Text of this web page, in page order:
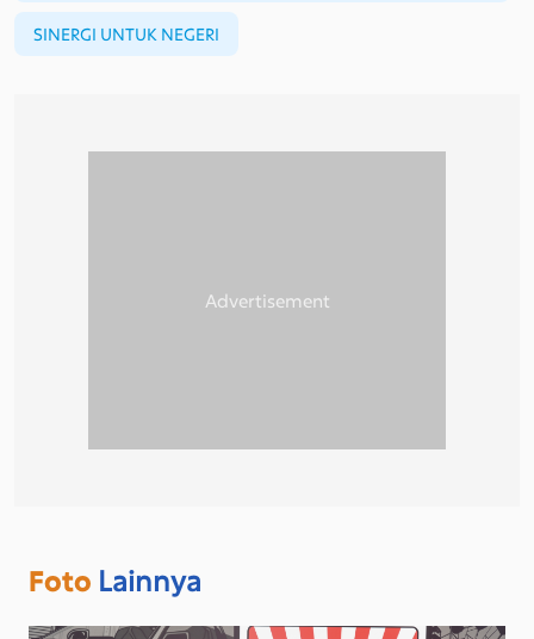
SINERGI UNTUK NEGERI
Foto Lainnya